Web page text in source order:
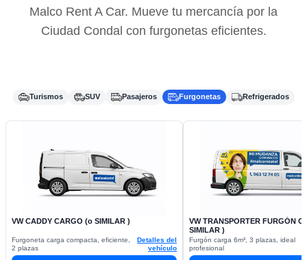
Malco Rent A Car. Mueve tu mercancía por la
Ciudad Condal con furgonetas eficientes.
Turismos SUV Pasajeros Furgonetas Refrigerados
VW CADDY CARGO (o SIMILAR )
Furgoneta carga compacta, eficiente,
2 plazas
Detalles del
vehículo
VW TRANSPORTER FURGÓN
SIMILAR )
Furgón carga 6m³, 3 plazas, ideal
profesional